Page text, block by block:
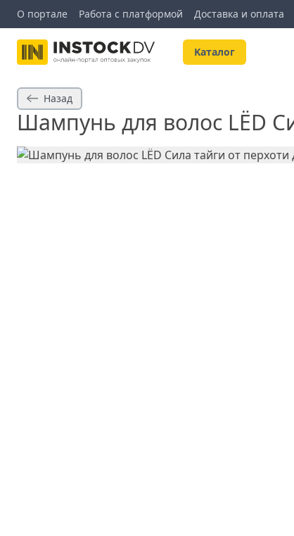
О портале Работа с платформой Доставка и оплата
Kаталог
Назад
Шампунь для волос LЁD